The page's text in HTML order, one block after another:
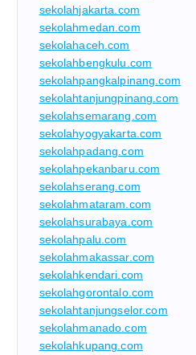
sekolahjakarta.com
sekolahmedan.com
sekolahaceh.com
sekolahbengkulu.com
sekolahpangkalpinang.com
sekolahtanjungpinang.com
sekolahsemarang.com
sekolahyogyakarta.com
sekolahpadang.com
sekolahpekanbaru.com
sekolahserang.com
sekolahmataram.com
sekolahsurabaya.com
sekolahpalu.com
sekolahmakassar.com
sekolahkendari.com
sekolahgorontalo.com
sekolahtanjungselor.com
sekolahmanado.com
sekolahkupang.com